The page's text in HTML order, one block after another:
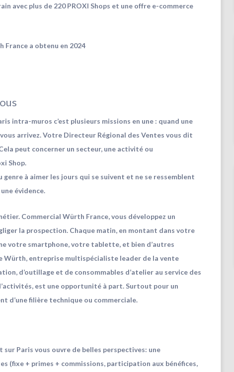
avec plus de 220 PROXI Shops et une offre e-commerce
France a obtenu en 2024
intra-muros c’est plusieurs missions en une : quand une
arrivez. Votre Directeur Régional des Ventes vous dit
peut concerner un secteur, une activité ou
Shop.
à aimer les jours qui se suivent et ne se ressemblent
évidence.
Commercial Würth France, vous développez un
la prospection. Chaque matin, en montant dans votre
votre smartphone, votre tablette, et bien d’autres
Würth, entreprise multispécialiste leader de la vente
d’outillage et de consommables d’atelier au service des
est une opportunité à part. Surtout pour un
d’une filière technique ou commerciale.
sur Paris vous ouvre de belles perspectives: une
(fixe + primes + commissions, participation aux bénéfices,